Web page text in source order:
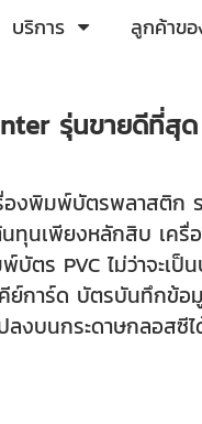
บริการ ลูกค้าขอ
รุ่นขายดีที่สุ
องพิมพ์บัตรพลาสติก
ทุนเพียงหลักสิบ เครื่
บัตร PVC ไม่ว่าจะเ
ย์การ์ด บัตรบันทึกข้อ
งบนกระดาษกลอสซี